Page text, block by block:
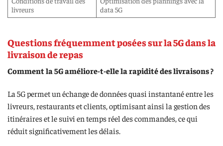
livreurs
data 5G
Questions fréquemment posées sur la 5G dans la
livraison de repas
Comment la 5G améliore-t-elle la rapidité des livraisons ?
La 5G permet un échange de données quasi instantané entre les
livreurs, restaurants et clients, optimisant ainsi la gestion des
itinéraires et le suivi en temps réel des commandes, ce qui
réduit significativement les délais.